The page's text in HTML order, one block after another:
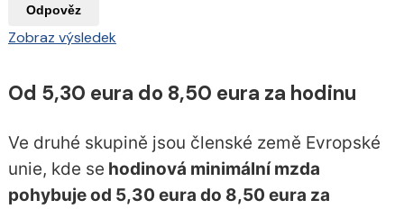
Odpověz
Zobraz výsledek
Od 5,30 eura do 8,50 eura za hodinu
Ve druhé skupině jsou členské země Evropské
unie, kde se hodinová minimální mzda
pohybuje od 5,30 eura do 8,50 eura za